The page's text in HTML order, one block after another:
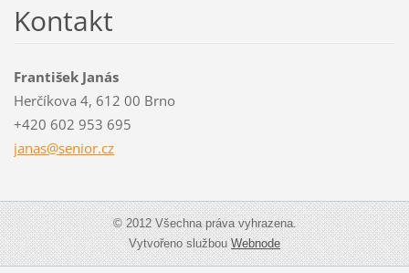
Kontakt
František Janás
Herčíkova 4, 612 00 Brno
+420 602 953 695
janas@senior.cz
© 2012 Všechna práva vyhrazena.
Vytvořeno službouWebnode